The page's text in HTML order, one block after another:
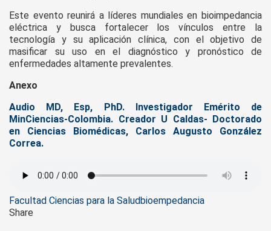
Este evento reunirá a líderes mundiales en bioimpedancia
eléctrica y busca fortalecer los vínculos entre la
tecnología y su aplicación clínica, con el objetivo de
masificar su uso en el diagnóstico y pronóstico de
enfermedades altamente prevalentes.
Anexo
Audio MD, Esp, PhD. Investigador Emérito de
MinCiencias-Colombia. Creador U Caldas- Doctorado
en Ciencias Biomédicas, Carlos Augusto González
Correa.
Tags
Facultad Ciencias para la Saludbioempedancia
Share